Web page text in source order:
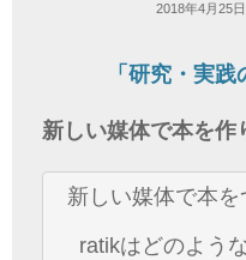
2018年4月25日
「研究・実
新しい媒体で本を作
新しい媒体で本を
ratikはどのよう